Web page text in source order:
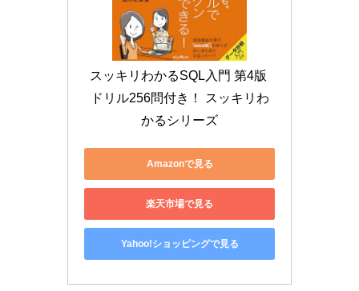
スッキリわかるSQL入門 第4版
ドリル256問付き！ スッキリわ
かるシリーズ
Amazonで見る
楽天市場で見る
Yahoo!ショッピングで見る